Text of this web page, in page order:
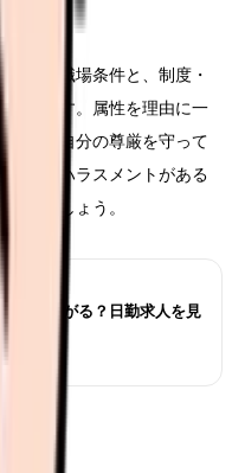
られる職場条件と、制度・
分けます。属性を理由に一
がら、自分の尊厳を守って
差別やハラスメントがある
いましょう。
料は下がる？日勤求人を見